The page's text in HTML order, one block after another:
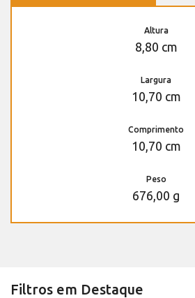
Altura
8,80 cm
Largura
10,70 cm
Comprimento
10,70 cm
Peso
676,00 g
Filtros em Destaque